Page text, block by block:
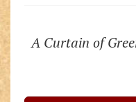
A Curtain of